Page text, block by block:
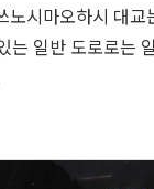
노시마오하시 대교
는 일반 도로로는